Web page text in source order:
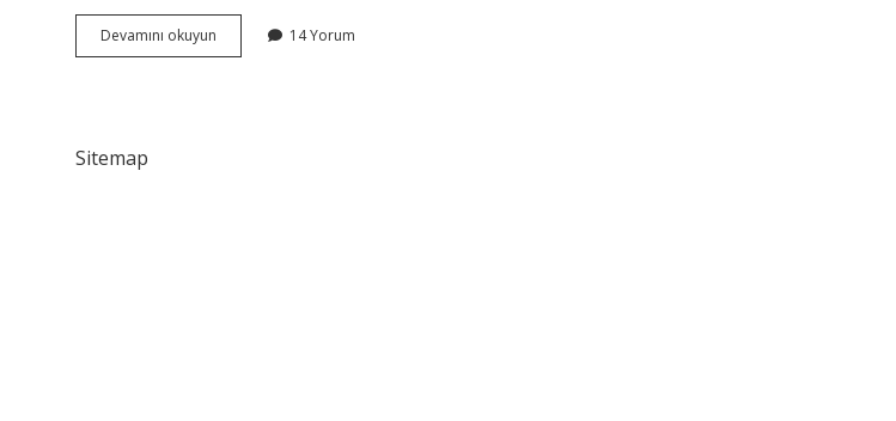
Devamını okuyun
Nerelerde
14 Yorum
Sitemap